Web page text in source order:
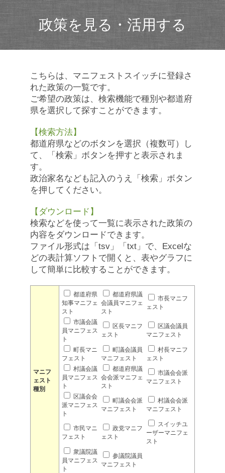
政策を見る・活用する
こちらは、マニフェストスイッチに登録さ
れた政策の一覧です。
ご希望の政策は、検索機能で種別や都道府
県を選択して探すことができます。
【検索方法】
都道府県などのボタンを選択（複数可）し
て、「検索」ボタンを押すと表示されま
す。
政治家名なども記入のうえ「検索」ボタン
を押してください。
【ダウンロード】
検索などを使って一覧に表示された政策の
内容をダウンロードできます。
ファイル形式は「tsv」「txt」で、Excelな
どの表計算ソフトで開くと、表やグラフに
して簡単に比較することができます。
マニフ
ェスト
種別
都道府県
知事マニフェ
スト
都道府県議
会議員マニフェ
スト
市長マニフ
ェスト
市議会議
員マニフェス
ト
区長マニフ
ェスト
区議会議員
マニフェスト
町長マニ
フェスト
町議会議員
マニフェスト
村長マニフ
ェスト
村議会議
員マニフェス
ト
都道府県議
会会派マニフェ
スト
市議会会派
マニフェスト
区議会会
派マニフェス
ト
町議会会派
マニフェスト
村議会会派
マニフェスト
市民マニ
フェスト
政党マニフ
ェスト
スイッチユ
ーザーマニフェ
スト
衆議院議
員マニフェス
ト
参議院議員
マニフェスト